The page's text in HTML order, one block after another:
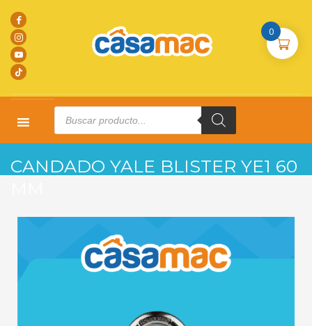
Products
search
CANDADO YALE BLISTER YE1 60
0